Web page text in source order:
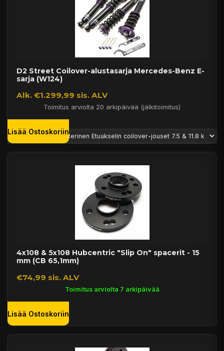
D2 Street Coilover-alustasarja Mercedes-Benz E-
sarja (W124)
Alk. €1.299,99 sis. ALV
Toimitus arviolta 20 arkipäivää (jälkitoimitus)
Lisää Ostoskoriin
4x108 & 5x108 Hubcentric "Slip On" spacerit - 15
mm (CB 65,1mm)
€74,99 sis. ALV
Toimitus arviolta 7 arkipäivää
Lisää Ostoskoriin